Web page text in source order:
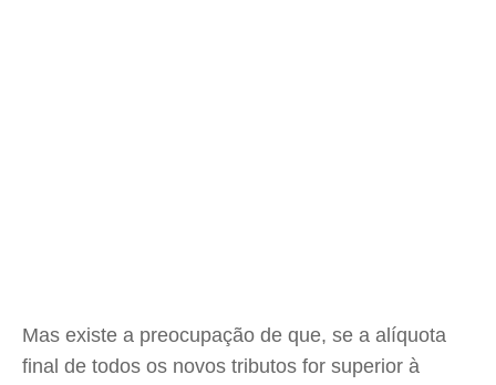
Mas existe a preocupação de que, se a alíquota
final de todos os novos tributos for superior à